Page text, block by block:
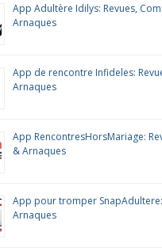
App Adultère Idilys: Revues,
Arnaques
App de rencontre Infideles:
Arnaques
App RencontresHorsMariage:
& Arnaques
App pour tromper
Arnaques